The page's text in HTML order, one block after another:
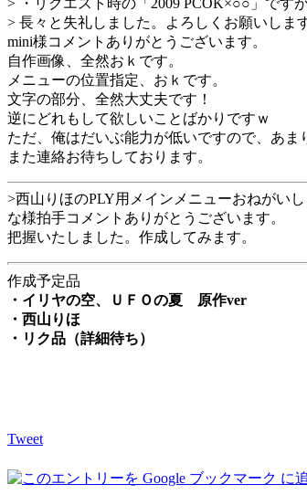
> 長々と失礼しました。よろしくお願いします
mini様コメントありがとうございます。
自作画像、全然おｋです。
メニューの位置指定、おｋです。
文字の部分、全然大丈夫です！
逆にどれもして欲しいことばかりですｗ
ただ、俺はだいぶ能力が低いですので、あま
また連絡お待ちしております。
>西山りほのPLY用メインメニューおねがい
な様拍手コメントありがとうございます。
把握いたしました。作成してみます。
作成予定品
・イリヤの空、ＵＦＯの夏 原作ver
・西山りほ
・リク品（詳細待ち）
Tweet